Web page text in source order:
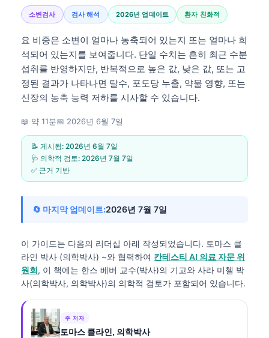
소변검사 검사 해석 2026년 업데이트 환자 친화적
요 비중은 소변이 얼마나 농축되어 있는지 또는 얼마나 희
석되어 있는지를 보여줍니다. 단일 수치는 흔히 최근 수분
섭취를 반영하지만, 반복적으로 높은 값, 낮은 값, 또는 고
정된 결과가 나타나면 탈수, 포도당 누출, 약물 영향, 또는
신장의 농축 능력 저하를 시사할 수 있습니다.
📖 약 11분📅 2026년 6월 7일
📝 게시됨: 2026년 6월 7일
🩺 의학적 검토: 2026년 7월 7일
✅ 근거 기반
🔄 마지막 업데이트:2026년 7월 7일
이 가이드는 다음의 리더십 아래 작성되었습니다. 토마스 클
라인 박사 (의학박사) ~와 협력하여 칸테스티 AI 의료 자문 위
원회, 이 책에는 한스 베버 교수(박사)의 기고와 사라 미첼 박
사(의학박사, 의학박사)의 의학적 검토가 포함되어 있습니다.
주 저자
토마스 클라인, 의학박사